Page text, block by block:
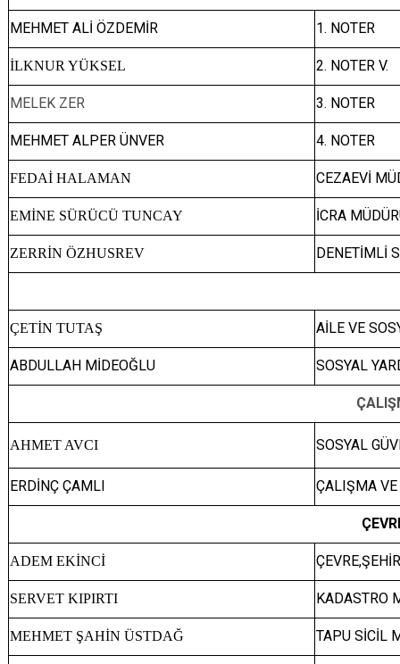
MEHMET ALİ ÖZDEMİR 1. NOTER
İLKNUR YÜKSEL 2. NOTER V.
MELEK ZER 3. NOTER
MEHMET ALPER ÜNVER 4. NOTER
FEDAİ HALAMAN CEZAEVİ
EMİNE SÜRÜCÜ TUNCAY İCRA
ZERRİN ÖZHUSREV DENETİMLİ
ÇETİN TUTAŞ AİLE VE
ABDULLAH MİDEOĞLU SOSYAL
ÇALIŞMA VE SOSYAL
AHMET AVCI SOSYAL
ERDİNÇ ÇAMLI ÇALIŞMA
ADEM EKİNCİ
SERVET KIPIRTI KADASTRO
MEHMET ŞAHİN ÜSTDAĞ TAPU SİCİL